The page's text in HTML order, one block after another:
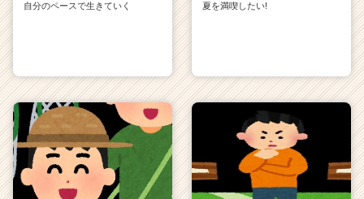
自分のペースで生きていく 夏を満喫したい!